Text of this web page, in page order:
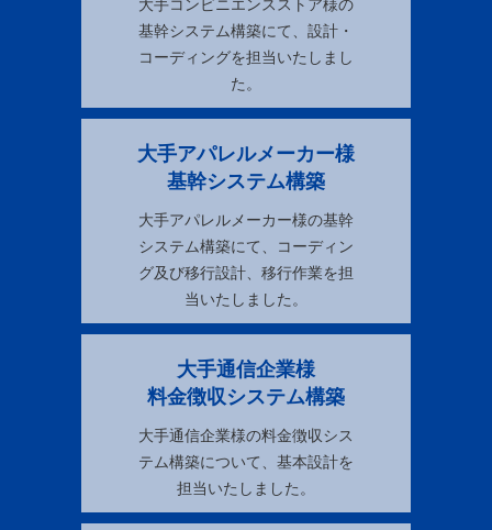
大手コンビニエンスストア様の
基幹システム構築にて、設計・
コーディングを担当いたしまし
た。
大手アパレルメーカー様
基幹システム構築
大手アパレルメーカー様の基幹
システム構築にて、コーディン
グ及び移行設計、移行作業を担
当いたしました。
大手通信企業様
料金徴収システム構築
大手通信企業様の料金徴収シス
テム構築について、基本設計を
担当いたしました。